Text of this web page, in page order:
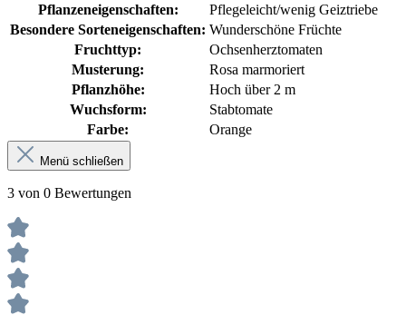
Pflanzeneigenschaften:
Pflegeleicht/wenig Geiztriebe
Besondere Sorteneigenschaften: Wunderschöne Früchte
Fruchttyp:
Ochsenherztomaten
Musterung:
Rosa marmoriert
Pflanzhöhe:
Hoch über 2 m
Wuchsform:
Stabtomate
Farbe:
Orange
Menü schließen
3 von 0 Bewertungen